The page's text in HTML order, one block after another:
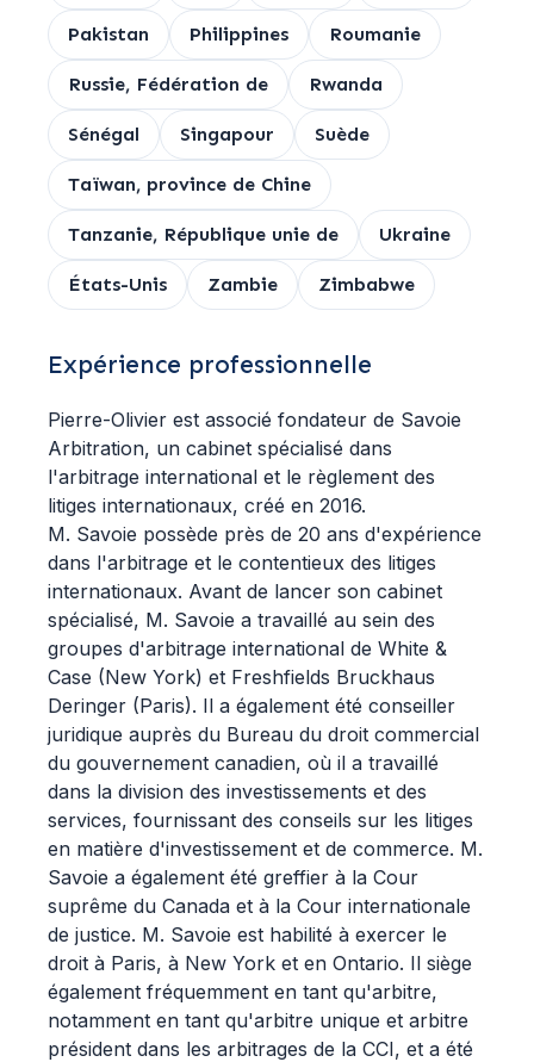
Pakistan Philippines Roumanie
Russie, Fédération de Rwanda
Sénégal Singapour Suède
Taïwan, province de Chine
Tanzanie, République unie de Ukraine
États-Unis Zambie Zimbabwe
Expérience professionnelle
Pierre-Olivier est associé fondateur de Savoie
Arbitration, un cabinet spécialisé dans
l'arbitrage international et le règlement des
litiges internationaux, créé en 2016.
M. Savoie possède près de 20 ans d'expérience
dans l'arbitrage et le contentieux des litiges
internationaux. Avant de lancer son cabinet
spécialisé, M. Savoie a travaillé au sein des
groupes d'arbitrage international de White &
Case (New York) et Freshfields Bruckhaus
Deringer (Paris). Il a également été conseiller
juridique auprès du Bureau du droit commercial
du gouvernement canadien, où il a travaillé
dans la division des investissements et des
services, fournissant des conseils sur les litiges
en matière d'investissement et de commerce. M.
Savoie a également été greffier à la Cour
suprême du Canada et à la Cour internationale
de justice. M. Savoie est habilité à exercer le
droit à Paris, à New York et en Ontario. Il siège
également fréquemment en tant qu'arbitre,
notamment en tant qu'arbitre unique et arbitre
président dans les arbitrages de la CCI, et a été